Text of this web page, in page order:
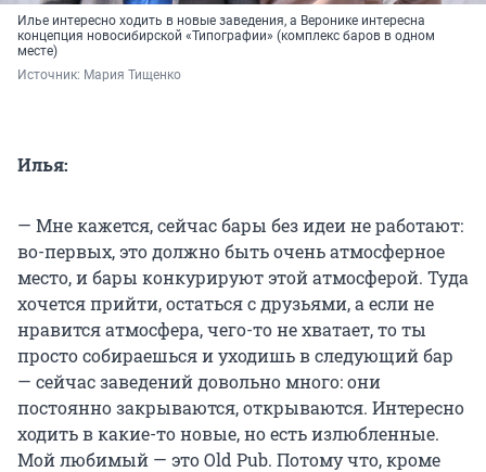
Илье интересно ходить в новые заведения, а Веронике интересна
концепция новосибирской «Типографии» (комплекс баров в одном
месте)
Источник: Мария Тищенко
Илья:
— Мне кажется, сейчас бары без идеи не работают:
во-первых, это должно быть очень атмосферное
место, и бары конкурируют этой атмосферой. Туда
хочется прийти, остаться с друзьями, а если не
нравится атмосфера, чего-то не хватает, то ты
просто собираешься и уходишь в следующий бар
— сейчас заведений довольно много: они
постоянно закрываются, открываются. Интересно
ходить в какие-то новые, но есть излюбленные.
Мой любимый — это Old Pub. Потому что, кроме